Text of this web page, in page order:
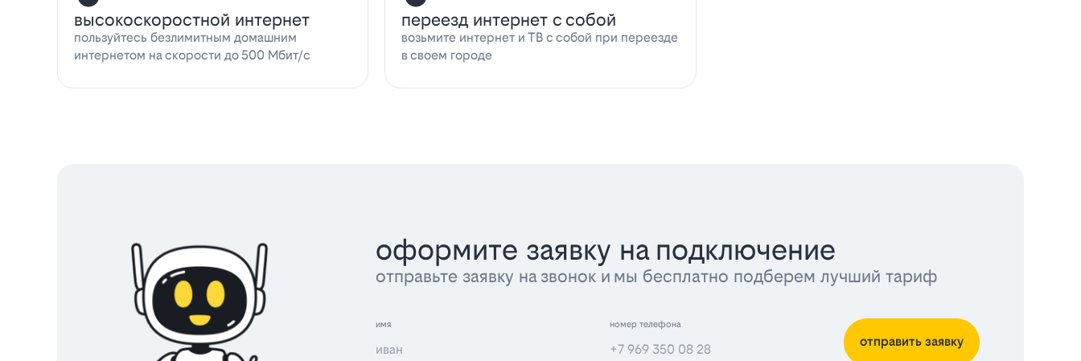
высокоскоростной интернет
пользуйтесь безлимитным домашним
интернетом на скорости до 500 Мбит/с
переезд интернет с собой
возьмите интернет и ТВ с собой при переезде
в своем городе
оформите заявку на подключение
отправьте заявку на звонок и мы бесплатно подберем лучший тариф
имя номер телефона
отправить заявку